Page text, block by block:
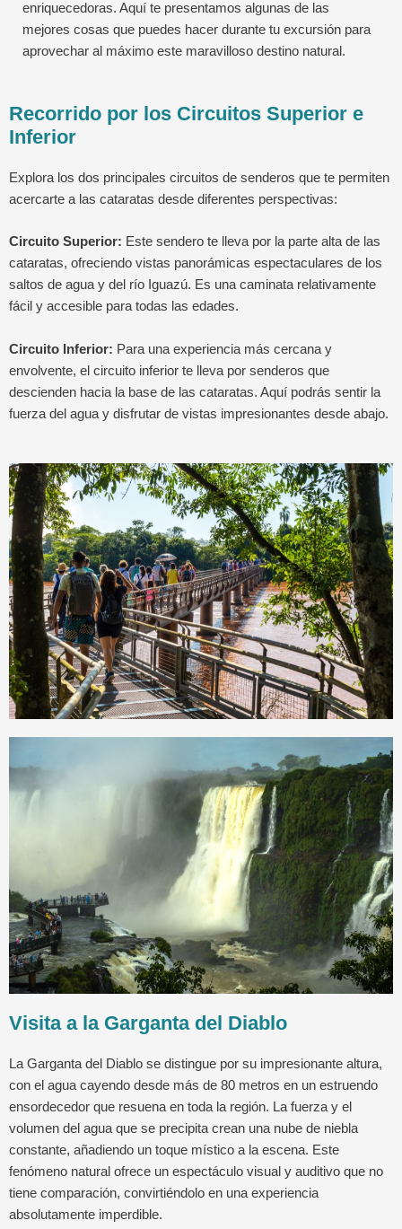
enriquecedoras. Aquí te presentamos algunas de las
mejores cosas que puedes hacer durante tu excursión para
aprovechar al máximo este maravilloso destino natural.
Recorrido por los Circuitos Superior e
Inferior
Explora los dos principales circuitos de senderos que te permiten
acercarte a las cataratas desde diferentes perspectivas:
Circuito Superior: Este sendero te lleva por la parte alta de las
cataratas, ofreciendo vistas panorámicas espectaculares de los
saltos de agua y del río Iguazú. Es una caminata relativamente
fácil y accesible para todas las edades.
Circuito Inferior: Para una experiencia más cercana y
envolvente, el circuito inferior te lleva por senderos que
descienden hacia la base de las cataratas. Aquí podrás sentir la
fuerza del agua y disfrutar de vistas impresionantes desde abajo.
Visita a la Garganta del Diablo
La Garganta del Diablo se distingue por su impresionante altura,
con el agua cayendo desde más de 80 metros en un estruendo
ensordecedor que resuena en toda la región. La fuerza y el
volumen del agua que se precipita crean una nube de niebla
constante, añadiendo un toque místico a la escena. Este
fenómeno natural ofrece un espectáculo visual y auditivo que no
tiene comparación, convirtiéndolo en una experiencia
absolutamente imperdible.